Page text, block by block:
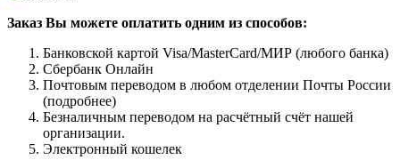
Заказ Вы можете оплатить одним из способов:
Банковской картой Visa/MasterCard/МИР (любого банка)
Сбербанк Онлайн
Почтовым переводом в любом отделении Почты России
(подробнее)
Безналичным переводом на расчётный счёт нашей
организации.
Электронный кошелек